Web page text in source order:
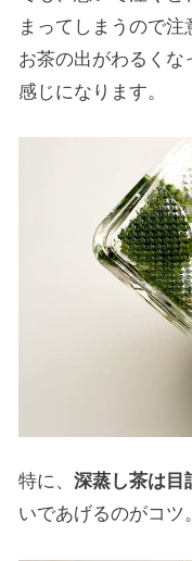
まってしまうので注
お茶の出がわるくな
感じになります。
特に、深蒸し茶は目
いであげるのがコツ。